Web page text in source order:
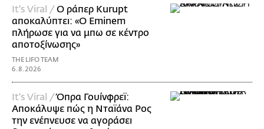
It's Viral /Ο ράπερ Kurupt
αποκαλύπτει: «Ο Eminem
πλήρωσε για να μπω σε κέντρο
αποτοξίνωσης»
THE LIFO TEAM
6.8.2026
It's Viral /Όπρα Γουίνφρεϊ:
Αποκάλυψε πώς η Νταϊάνα Ρος
την ενέπνευσε να αγοράσει